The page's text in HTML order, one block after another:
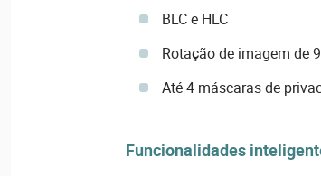
BLC e HLC
Rotação de imagem de
Até 4 máscaras de
Funcionalidades